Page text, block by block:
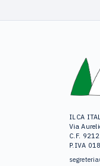
ILCA
Via
C.F.
P.IVA